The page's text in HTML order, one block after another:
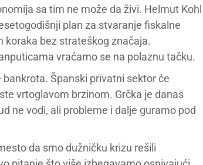
sa tim ne može da živi. Helmut Kohl
plan za stvaranje fiskalne
koraka bez strateškog značaja.
vraćamo se na polaznu tačku.
Španski privatni sektor će
vrtoglavom brzinom. Grčka je danas
ne vodi, ali probleme i dalje guramo pod
da smo dužničku krizu rešili